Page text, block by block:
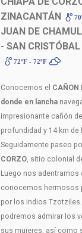
ZINACANTÁN
JUAN DE
- SAN
72ºF - 72ºF
Conocemos el CAÑON
donde en lancha
impresionante cañón
profundidad y 14 km de
Seguidamente paseo
CORZO, sitio colonial
Luego nos adentramos
conocemos hermosos
por los indios Tzotziles.
podremos admirar los
sus mujeres, así como